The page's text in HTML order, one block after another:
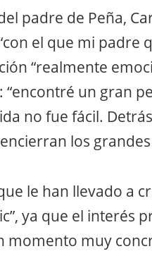
padre de Peña,
el que mi padre
“realmente
un gran
no fue fácil.
los
le han llevado a
ya que el interés
momento muy